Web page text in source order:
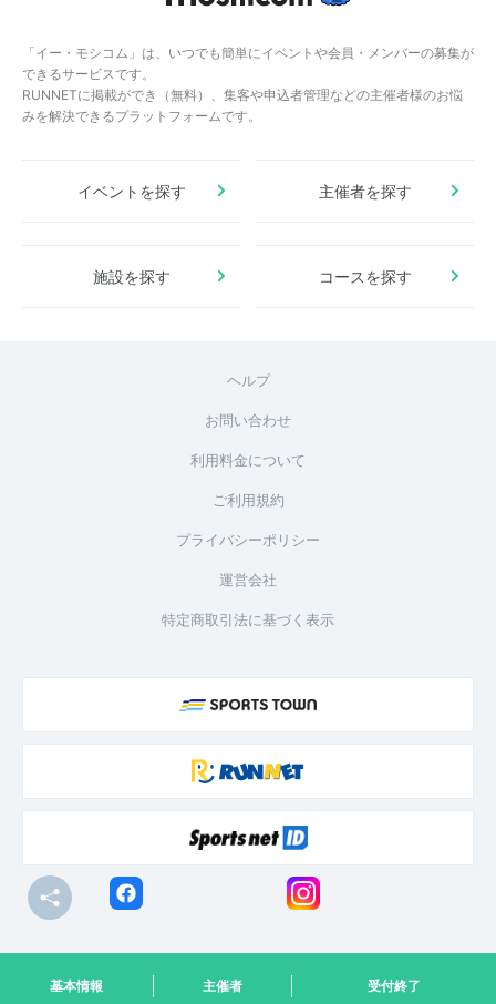
基本情報 主催者 受付終了
「イー・モシコム」は、いつでも簡単にイベントや会員・メンバーの募集が
できるサービスです。
RUNNETに掲載ができ（無料）、集客や申込者管理などの主催者様のお悩
みを解決できるプラットフォームです。
イベントを探す 主催者を探す
施設を探す コースを探す
ヘルプ
お問い合わせ
利用料金について
ご利用規約
プライバシーポリシー
運営会社
特定商取引法に基づく表示